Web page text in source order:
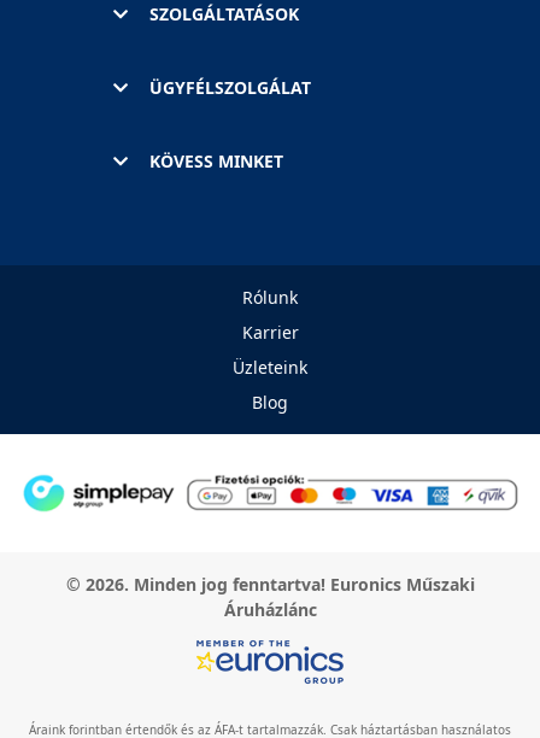
SZOLGÁLTATÁSOK
ÜGYFÉLSZOLGÁLAT
KÖVESS MINKET
Rólunk
Karrier
Üzleteink
Blog
© 2026. Minden jog fenntartva! Euronics Műszaki
Áruházlánc
Áraink forintban értendők és az ÁFA-t tartalmazzák. Csak háztartásban használatos